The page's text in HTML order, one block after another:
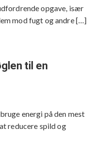
opgave, især
mod fugt og andre […]
til en
energi på den mest
reducere spild og